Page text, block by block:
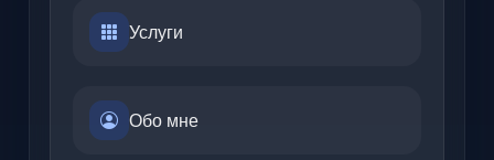
Услуги
Обо мне